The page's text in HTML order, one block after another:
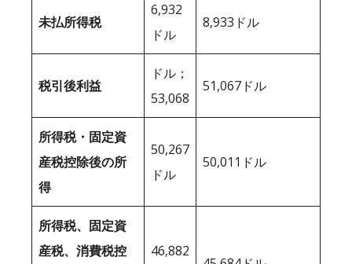
未払所得税
6,932
ドル
8,933ドル
税引後利益
ドル；
53,068
51,067ドル
所得税・固定資
産税控除後の所
得
50,267
ドル
50,011ドル
所得税、固定資
産税、消費税控
46,882